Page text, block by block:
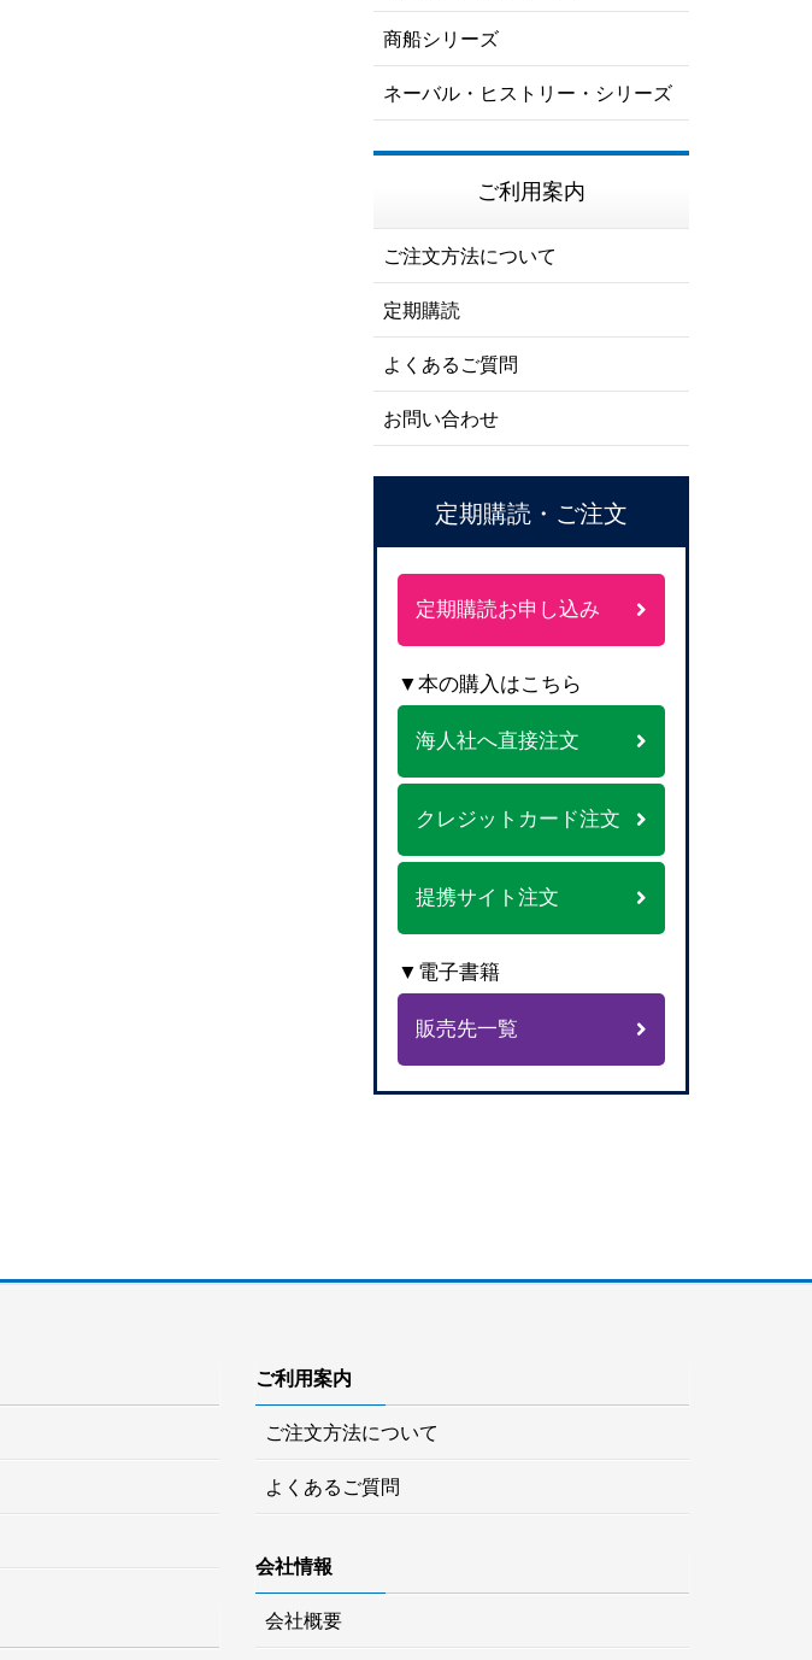
商船シリーズ
ネーバル・ヒストリー・シリーズ
ご利用案内
ご注文方法について
定期購読
よくあるご質問
お問い合わせ
定期購読・ご注文
定期購読お申し込み
▼本の購入はこちら
海人社へ直接注文
クレジットカード注文
提携サイト注文
▼電子書籍
販売先一覧
ご利用案内
ご注文方法について
よくあるご質問
会社情報
会社概要